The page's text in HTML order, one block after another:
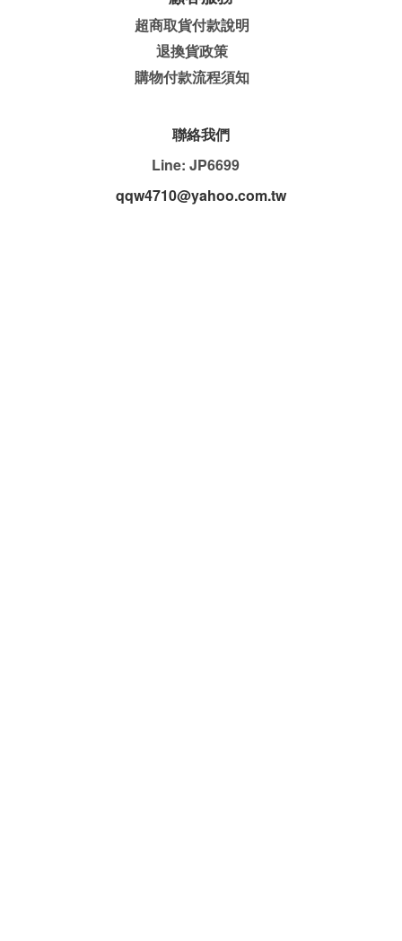
超商取貨付款說明
退換貨政策
購物付款流程須知
聯絡我們
Line: JP6699
qqw4710@yahoo.com.tw